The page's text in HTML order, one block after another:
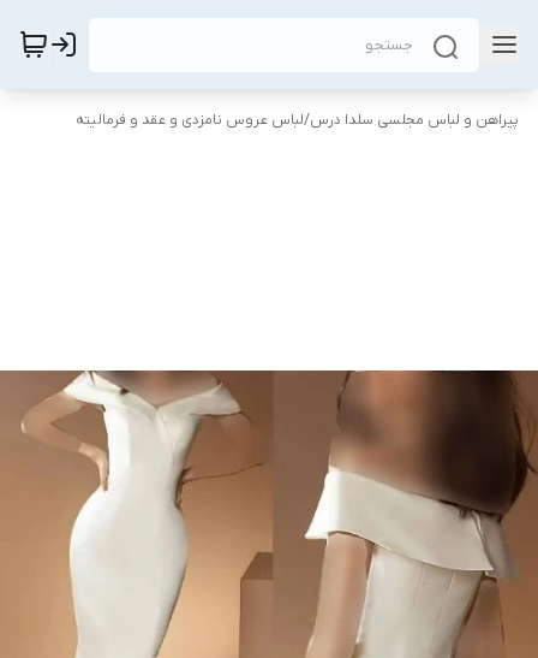
پیراهن و لباس مجلسی سلدا درس/لباس عروس نامزدی و عقد و فرمالیته